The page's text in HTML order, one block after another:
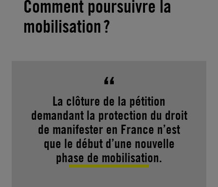
Comment poursuivre la
mobilisation ?
La clôture de la pétition
demandant la protection du droit
de manifester en France n’est
que le début d’une nouvelle
phase de mobilisation.